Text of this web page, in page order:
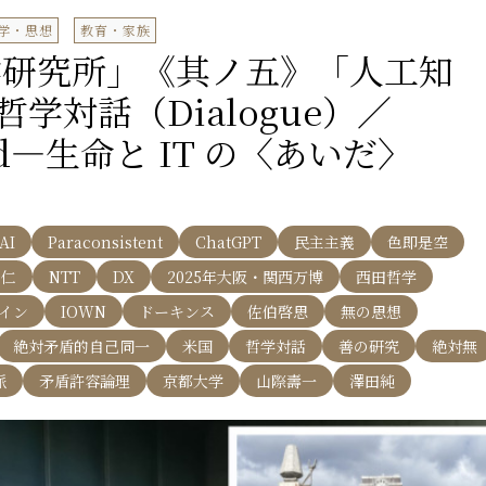
・思想 教育・家族
究所」《其ノ五》「人工知
学対話（Dialogue）／
命と IT の〈あいだ〉
Paraconsistent ChatGPT 民主主義
色即是空
仁
NTT DX 2025年大阪・関西万博
西田哲学
ン
IOWN ドーキンス 佐伯啓思
無の思想
絶対矛盾的自己同一
米国 哲学対話 善の研究
絶対無
矛盾許容論理 京都大学 山際壽一 澤田純